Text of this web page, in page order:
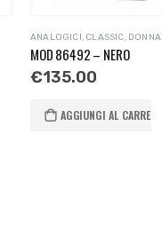
ANALOGICI, CLASSIC, DONNA
MOD 86492 – NERO
€135.00
AGGIUNGI AL CARRELLO